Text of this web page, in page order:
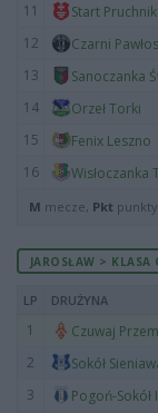
11
Start Pruchnik
12
Czarni
13
Sanoczanka
14
Orzeł Torki
15
Fenix Leszno
16
Wisłoczanka
M mecze, Pkt punkty
JAROSŁAW > KLASA
LP DRUŻYNA
1 Czuwaj
2
Sokół
3
Pogoń-Sokół